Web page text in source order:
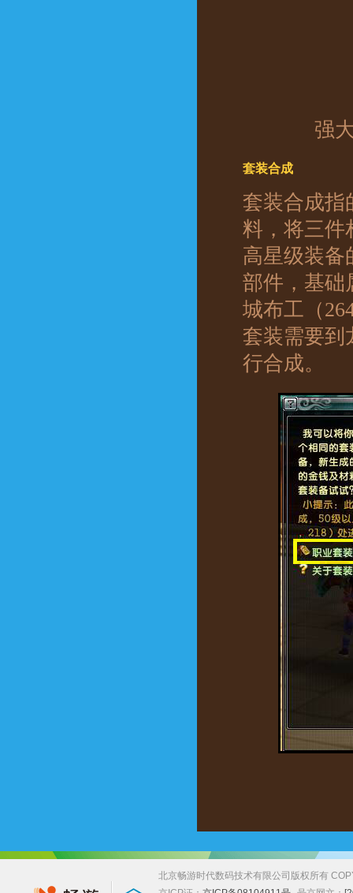
强
套装合成
套装合成指
料，将三件
高星级装备
部件，基础
城布工（
套装需要到
行合成。
北京畅游时代数码技术有限公司版权所有